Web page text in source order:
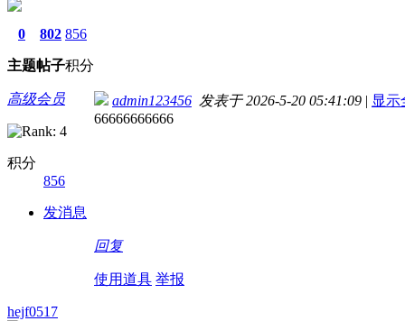
0
主题
802
帖子
856
积分
高级会员
积分
856
发消息
admin123456 发表于 2026-5-20 05:41:09 | 显示
66666666666
回复
使用道具 举报
hejf0517